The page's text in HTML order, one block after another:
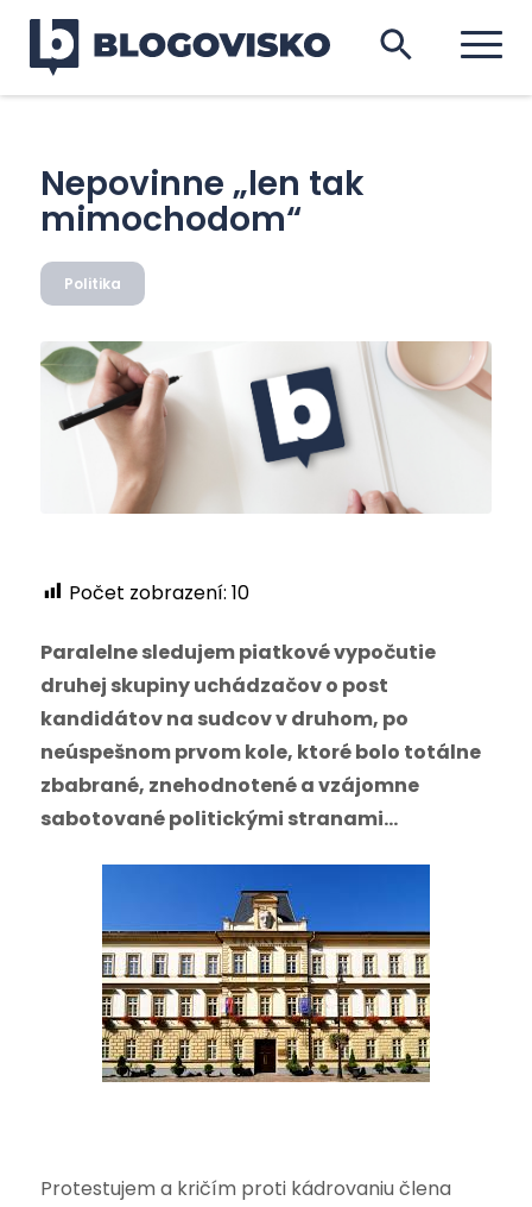
Nepovinne „len tak
mimochodom“
Politika
Počet zobrazení: 10
Paralelne sledujem piatkové vypočutie
druhej skupiny uchádzačov o post
kandidátov na sudcov v druhom, po
neúspešnom prvom kole, ktoré bolo totálne
zbabrané, znehodnotené a vzájomne
sabotované politickými stranami…
Protestujem a kričím proti kádrovaniu člena